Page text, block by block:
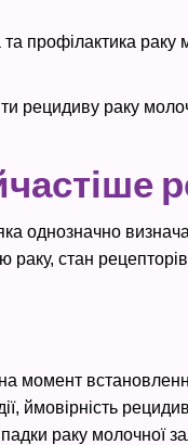
раку
однозначно
раку, стан
момент
ймовірність
раку молочної